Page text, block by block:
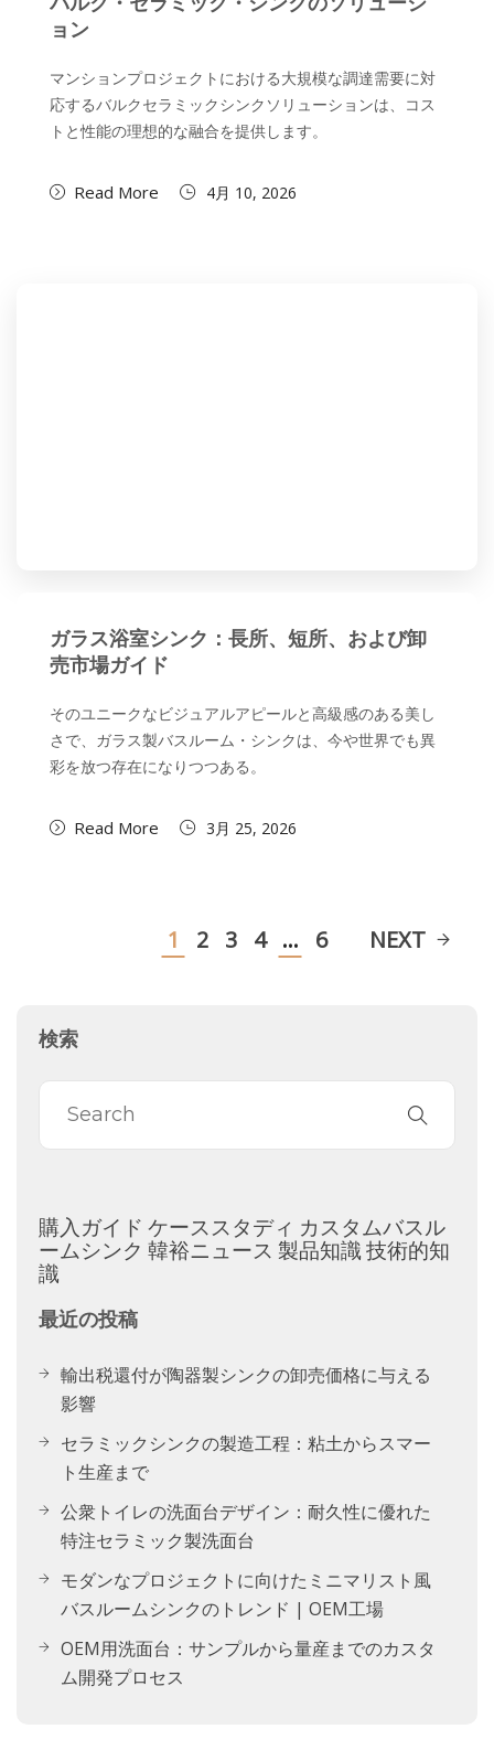
ョン
マンションプロジェクトにおける大規模な調達需要に対
応するバルクセラミックシンクソリューションは、コス
トと性能の理想的な融合を提供します。
Read More 4月 10, 2026
ガラス浴室シンク：長所、短所、および卸
売市場ガイド
そのユニークなビジュアルアピールと高級感のある美し
さで、ガラス製バスルーム・シンクは、今や世界でも異
彩を放つ存在になりつつある。
Read More 3月 25, 2026
1 2 3 4 … 6 NEXT
検索
購入ガイド ケーススタディ カスタムバスル
ームシンク 韓裕ニュース 製品知識 技術的知
識
最近の投稿
輸出税還付が陶器製シンクの卸売価格に与える
影響
セラミックシンクの製造工程：粘土からスマー
ト生産まで
公衆トイレの洗面台デザイン：耐久性に優れた
特注セラミック製洗面台
モダンなプロジェクトに向けたミニマリスト風
バスルームシンクのトレンド | OEM工場
OEM用洗面台：サンプルから量産までのカスタ
ム開発プロセス